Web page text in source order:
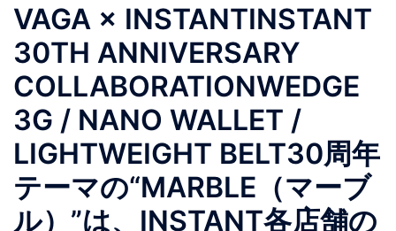
VAGA × INSTANTINSTANT
30TH ANNIVERSARY
COLLABORATIONWEDGE
3G / NANO WALLET /
LIGHTWEIGHT BELT30周年
テーマの“MARBLE（マーブ
ル）”は、INSTANT各店舗の